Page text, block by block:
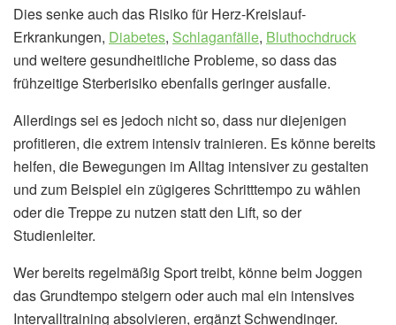
Dies senke auch das Risiko für Herz-Kreislauf-
Erkrankungen, Diabetes, Schlaganfälle, Bluthochdruck
und weitere gesundheitliche Probleme, so dass das
frühzeitige Sterberisiko ebenfalls geringer ausfalle.
Allerdings sei es jedoch nicht so, dass nur diejenigen
profitieren, die extrem intensiv trainieren. Es könne bereits
helfen, die Bewegungen im Alltag intensiver zu gestalten
und zum Beispiel ein zügigeres Schritttempo zu wählen
oder die Treppe zu nutzen statt den Lift, so der
Studienleiter.
Wer bereits regelmäßig Sport treibt, könne beim Joggen
das Grundtempo steigern oder auch mal ein intensives
Intervalltraining absolvieren, ergänzt Schwendinger.